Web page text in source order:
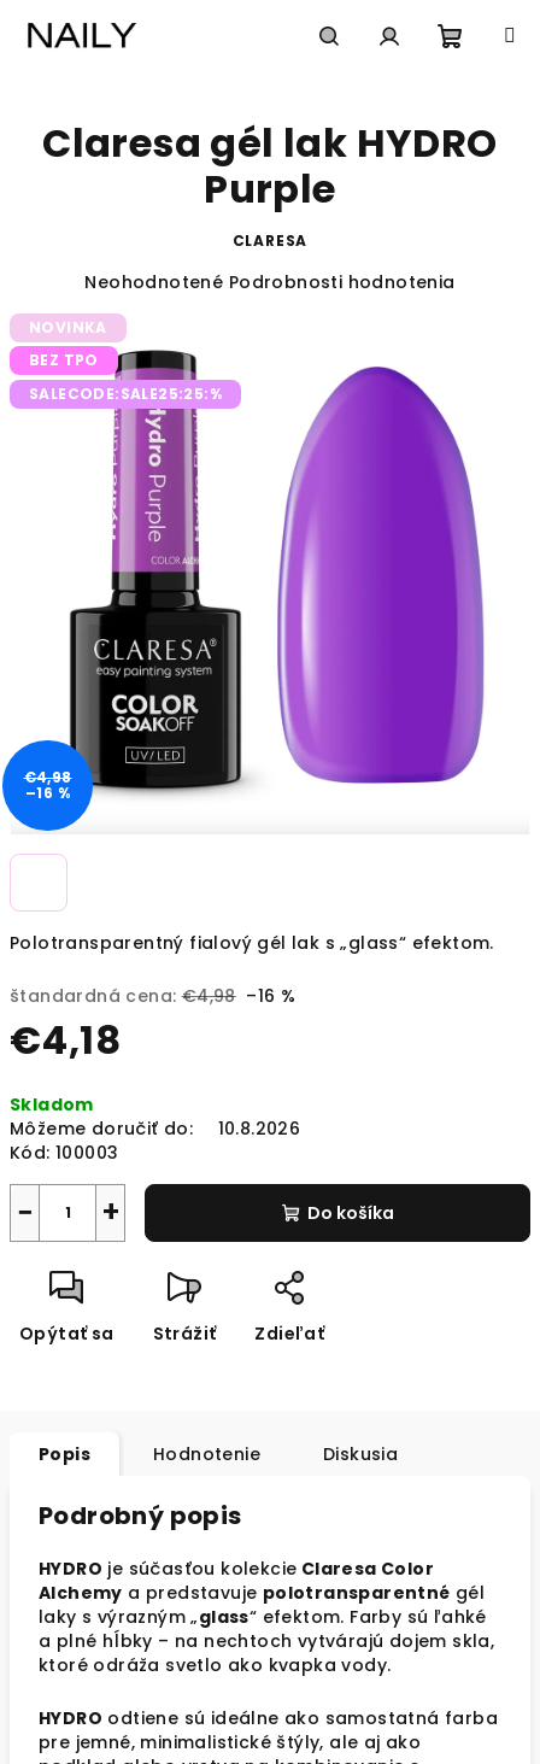
košík
Polotransparentný fialový gél lak s „glass“ efektom.
štandardná cena: €4,98 –16 %
€4,18
cena:
Skladom
Môžeme doručiť do:
10.8.2026
Kód: 100003
+
− Do košíka
Opýtať sa Strážiť Zdieľať
Claresa gél lak HYDRO
Purple
CLARESA
Priemerné
produktu
je
0,0
z
hviezdičiek.
Neohodnotené Podrobnosti hodnotenia
NOVINKA
BEZ TPO
SALECODE:SALE25:25:%
€4,98
–16 %
Popis Hodnotenie Diskusia
Podrobný popis
HYDRO je súčasťou kolekcie Claresa Color
Alchemy a predstavuje polotransparentné gél
laky s výrazným „glass“ efektom. Farby sú ľahké
a plné hĺbky – na nechtoch vytvárajú dojem skla,
ktoré odráža svetlo ako kvapka vody.
HYDRO odtiene sú ideálne ako samostatná farba
pre jemné, minimalistické štýly, ale aj ako